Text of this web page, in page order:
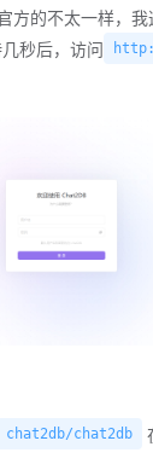
方的不太一样，
秒后，访问
chat2db/chat2db